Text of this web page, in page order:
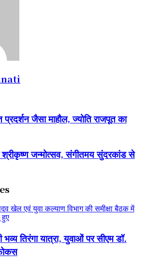
प्रदर्शन जैसा माहौल, ज्योति राजपूत का
श्रीकृष्ण जन्मोत्सव, संगीतमय सुंदरकांड से
तिरंगा यात्रा, युवाओं पर सीएम डॉ.